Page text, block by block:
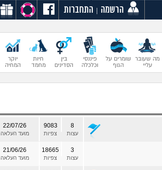
הרשמה התחברות
מה שעובר
עליי
שומרים על
הגוף
פיננסי
וכלכלה
בין
הסדינים
חיות
מחמד
יוקר
המחיה
22/07/26
מועד העלאה
9083
צפיות
8
עצות
21/06/26
מועד העלאה
18665
צפיות
3
עצות